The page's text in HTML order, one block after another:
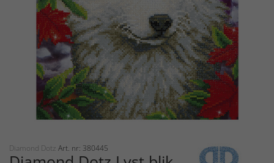
Diamond Dotz Art. nr: 380445